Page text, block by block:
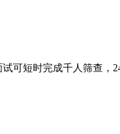
短时完成千人筛查